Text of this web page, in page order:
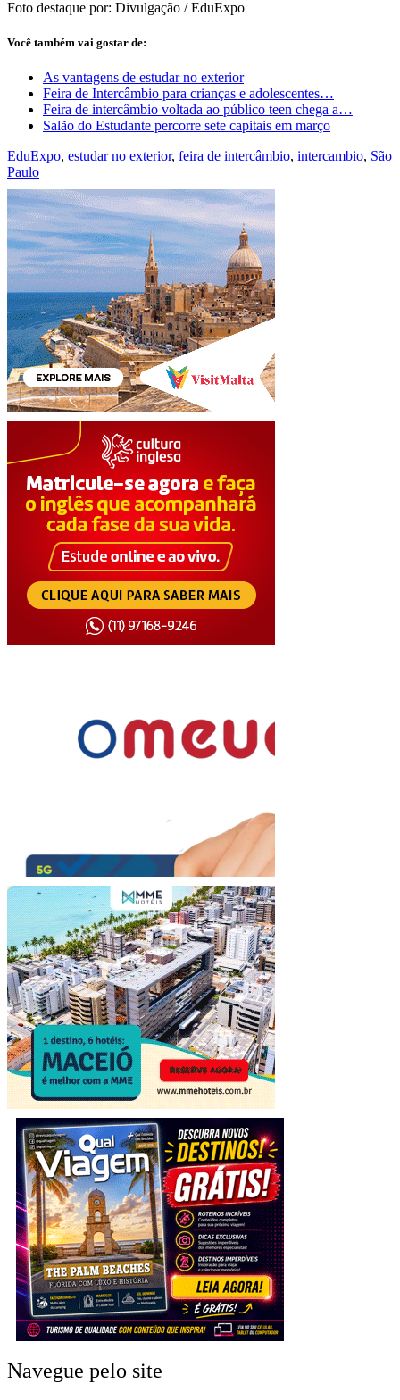
Foto destaque por: Divulgação / EduExpo
Você também vai gostar de:
As vantagens de estudar no exterior
Feira de Intercâmbio para crianças e adolescentes…
Feira de intercâmbio voltada ao público teen chega a…
Salão do Estudante percorre sete capitais em março
EduExpo, estudar no exterior, feira de intercâmbio, intercambio, São
Paulo
Navegue pelo site